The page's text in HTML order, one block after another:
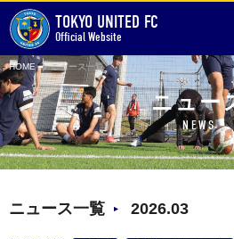
TOKYO UNITED FC
Official Website
HOME ニュース一覧
ニュー
NEWS
ニュース一覧 2026.03